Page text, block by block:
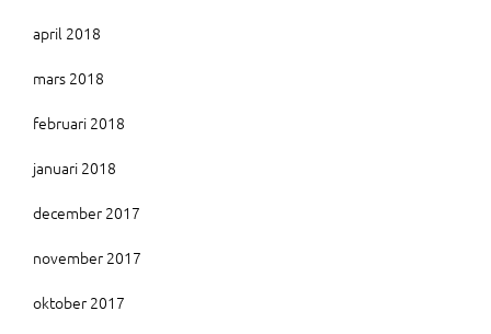
april 2018
mars 2018
februari 2018
januari 2018
december 2017
november 2017
oktober 2017